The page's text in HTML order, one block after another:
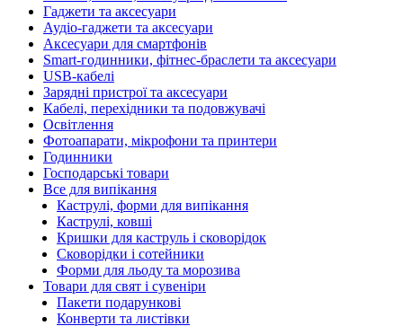
Гаджети та аксесуари
Аудіо-гаджети та аксесуари
Аксесуари для смартфонів
Smart-годинники, фітнес-браслети та аксесуари
USB-кабелі
Зарядні пристрої та аксесуари
Кабелі, перехідники та подовжувачі
Освітлення
Фотоапарати, мікрофони та принтери
Годинники
Господарські товари
Все для випікання
Каструлі, форми для випікання
Каструлі, ковші
Кришки для каструль і сковорідок
Сковорідки і сотейники
Форми для льоду та морозива
Товари для свят і сувеніри
Пакети подарункові
Конверти та листівки